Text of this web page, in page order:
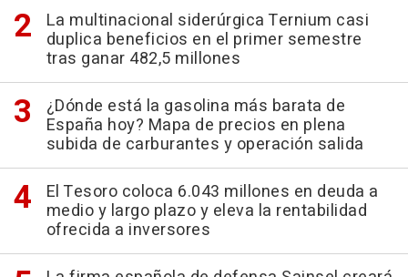
La multinacional siderúrgica Ternium casi
duplica beneficios en el primer semestre
tras ganar 482,5 millones
¿Dónde está la gasolina más barata de
España hoy? Mapa de precios en plena
subida de carburantes y operación salida
El Tesoro coloca 6.043 millones en deuda a
medio y largo plazo y eleva la rentabilidad
ofrecida a inversores